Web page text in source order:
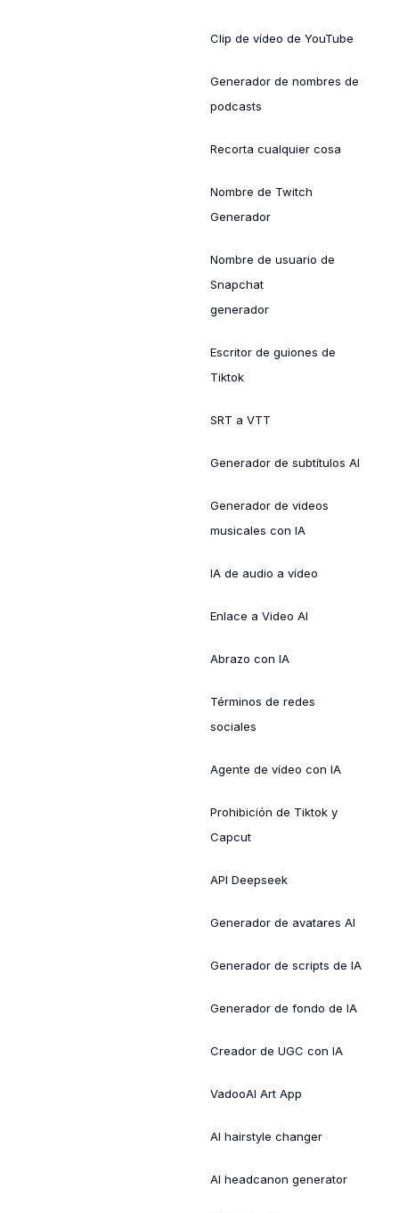
Clip de vídeo de YouTube
Generador de nombres de
podcasts
Recorta cualquier cosa
Nombre de Twitch
Generador
Nombre de usuario de
Snapchat
generador
Escritor de guiones de
Tiktok
SRT a VTT
Generador de subtítulos AI
Generador de videos
musicales con IA
IA de audio a vídeo
Enlace a Video AI
Abrazo con IA
Términos de redes
sociales
Agente de vídeo con IA
Prohibición de Tiktok y
Capcut
API Deepseek
Generador de avatares AI
Generador de scripts de IA
Generador de fondo de IA
Creador de UGC con IA
VadooAI Art App
AI hairstyle changer
AI headcanon generator